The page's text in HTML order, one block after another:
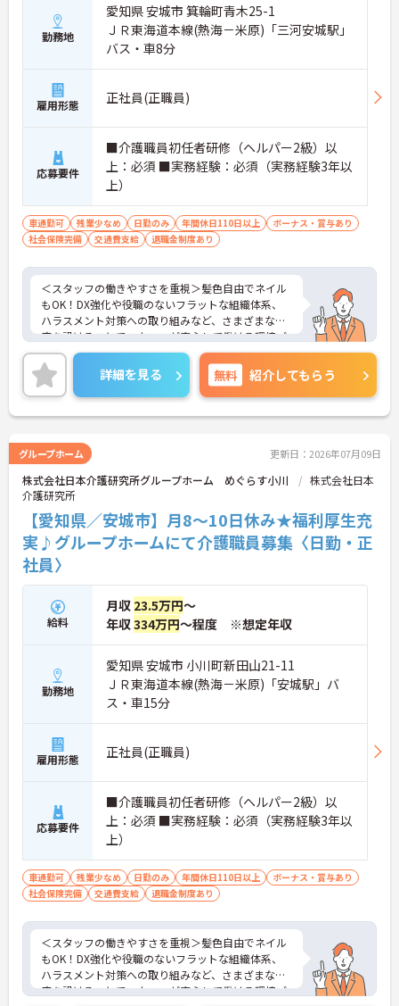
勤務地
愛知県 安城市 箕輪町青木25-1
ＪＲ東海道本線(熱海－米原)「三河安城駅」
バス・車8分
雇用形態 正社員(正職員)
応募要件
■介護職員初任者研修（ヘルパー2級）以
上：必須 ■実務経験：必須（実務経験3年以
上）
車通勤可 残業少なめ 日勤のみ 年間休日110日以上
ボーナス・賞与あり
社会保険完備
交通費支給 退職金制度あり
＜スタッフの働きやすさを重視＞髪色自由でネイル
もOK！DX強化や役職のないフラットな組織体系、
ハラスメント対策への取り組みなど、さまざまな制
度を設けることでスタッフが安心して働ける環境づ
くりに取り組まれています。
＜ライフスタイルに合わせた勤務形態＞夜勤ありの
シフト常勤、日勤専従、夜勤専従といったさまざま
な働き方が設定されている法人です。
＜チームで連携しながらのお仕事＞一人ひとりが主
野は互いで補い合うなど、チームとしてしっかりと
連携を取りながら日々の業務に努められています。
ご興味のある方には、面接対策ポイント等、さらに
詳細をお話ししますのでお気軽にご相談ください！
詳細を見る 無料 紹介してもらう
グループホーム 更新日：2026年07月09日
株式会社日本介護研究所グループホーム めぐらす小川
株式会社日本
介護研究所
【愛知県／安城市】月8～10日休み★福利厚生充
実♪グループホームにて介護職員募集〈日勤・正
社員〉
給料
月収 23.5万円～
年収334万円～程度 ※想定年収
勤務地
愛知県 安城市 小川町新田山21-11
ＪＲ東海道本線(熱海－米原)「安城駅」バ
ス・車15分
雇用形態 正社員(正職員)
応募要件
■介護職員初任者研修（ヘルパー2級）以
上：必須 ■実務経験：必須（実務経験3年以
上）
車通勤可 残業少なめ 日勤のみ 年間休日110日以上
ボーナス・賞与あり
社会保険完備
交通費支給 退職金制度あり
＜スタッフの働きやすさを重視＞髪色自由でネイル
もOK！DX強化や役職のないフラットな組織体系、
ハラスメント対策への取り組みなど、さまざまな制
度を設けることでスタッフが安心して働ける環境づ